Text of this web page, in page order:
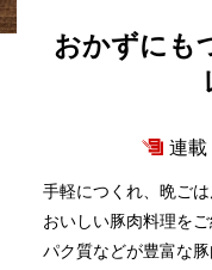
おかずにも
連載
手軽につくれ、晩ご
おいしい豚肉料理を
パク質などが豊富な